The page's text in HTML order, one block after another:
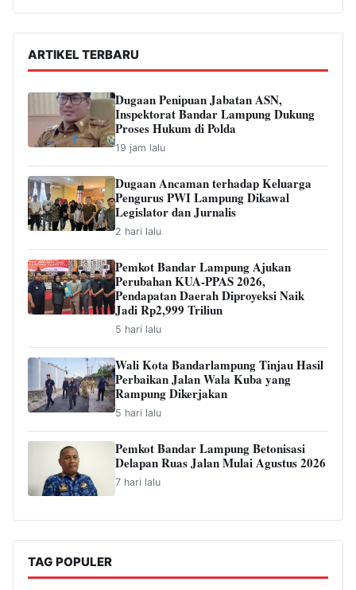
ARTIKEL TERBARU
Dugaan Penipuan Jabatan ASN,
Inspektorat Bandar Lampung Dukung
Proses Hukum di Polda
19 jam lalu
Dugaan Ancaman terhadap Keluarga
Pengurus PWI Lampung Dikawal
Legislator dan Jurnalis
2 hari lalu
Pemkot Bandar Lampung Ajukan
Perubahan KUA-PPAS 2026,
Pendapatan Daerah Diproyeksi Naik
Jadi Rp2,999 Triliun
5 hari lalu
Wali Kota Bandarlampung Tinjau Hasil
Perbaikan Jalan Wala Kuba yang
Rampung Dikerjakan
5 hari lalu
Pemkot Bandar Lampung Betonisasi
Delapan Ruas Jalan Mulai Agustus 2026
7 hari lalu
TAG POPULER